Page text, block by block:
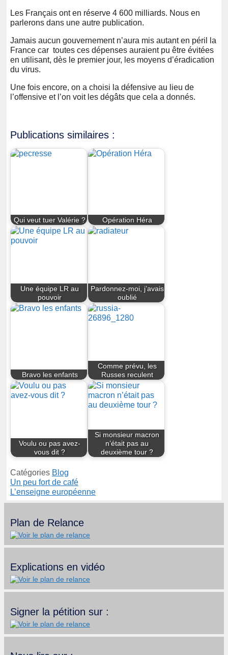
Les Français ont en réserve 4 600 milliards. Nous en
parlerons dans une autre publication.
Jamais aucun gouvernement n’aura mis autant en péril la
France car toutes ces dépenses auraient pu être évitées
en utilisant, dès le premier jour, les moyens d’éradication
du virus.
Une fois encore, on a choisi la défensive au lieu de
l’offensive et l’on voit les dégâts que cela a donnés.
Publications similaires :
Qui veut tuer Valérie ? Opération Héra
Une équipe LR au
pouvoir
Pardonnez-moi, j’avais
oublié
Bravo les enfants
Comme prévu, les
Russes reculent
Voulu ou pas avez-
vous dit ?
Si monsieur macron
n’était pas au
deuxième tour ?
Catégories Blog
Un peu fort de café
L’enseigne européenne
Plan de Relance
Explications en vidéo
Signer la pétition sur :